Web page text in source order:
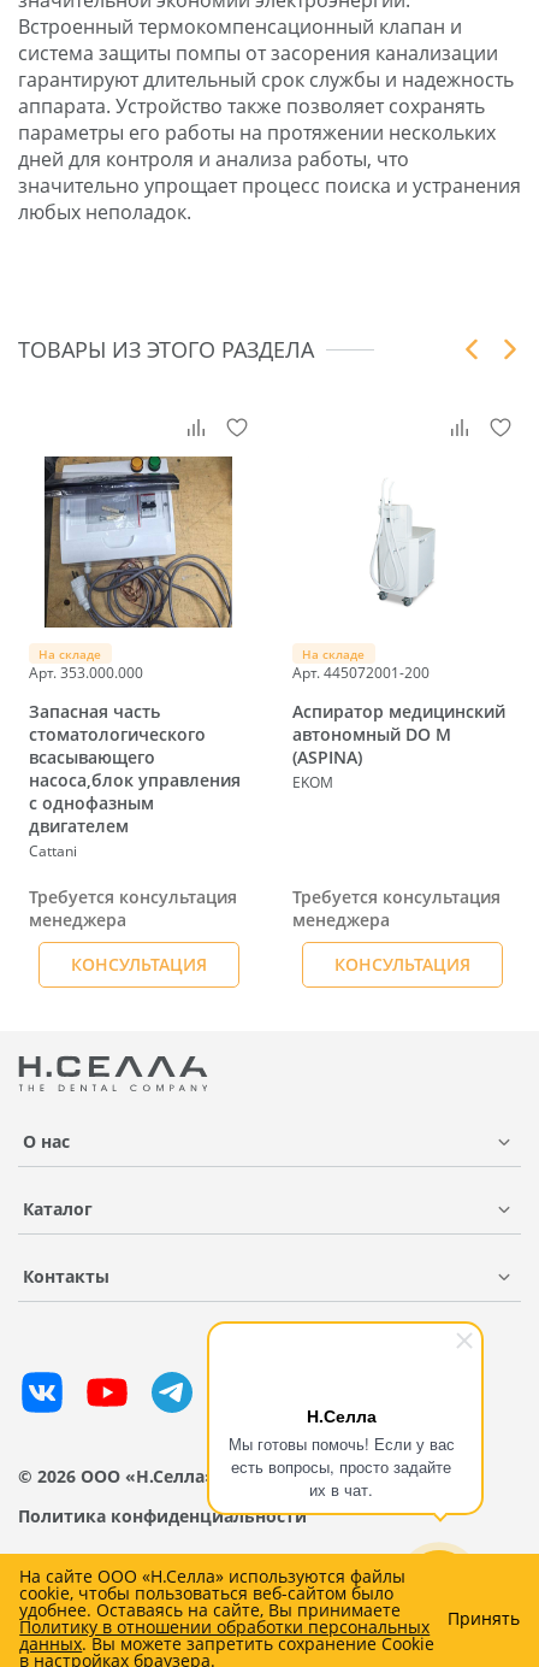
Н.Селла
Мы готовы помочь! Если у вас
есть вопросы, просто задайте
их в чат.
Главная Каталог
0
Встроенный термокомпенсационный клапан и
система защиты помпы от засорения канализации
гарантируют длительный срок службы и надежность
аппарата. Устройство также позволяет сохранять
параметры его работы на протяжении нескольких
дней для контроля и анализа работы, что
значительно упрощает процесс поиска и устранения
любых неполадок.
ТОВАРЫ ИЗ ЭТОГО РАЗДЕЛА
На складе
Арт. 353.000.000
Запасная часть
стоматологического
всасывающего
насоса,блок управления
с однофазным
двигателем
Cattani
Требуется консультация
менеджера
КОНСУЛЬТАЦИЯ
На складе
Арт. 445072001-200
Аспиратор медицинский
автономный DO M
(ASPINA)
EKOM
Требуется консультация
менеджера
КОНСУЛЬТАЦИЯ
О нас
Каталог
Контакты
© 2026 ООО «Н.Селла»
Политика конфиденциальности
На сайте ООО «Н.Селла» используются файлы
cookie, чтобы пользоваться веб-сайтом было
удобнее. Оставаясь на сайте, Вы принимаете
Политику в отношении обработки персональных
данных. Вы можете запретить сохранение Cookie
в настройках браузера.
Принять